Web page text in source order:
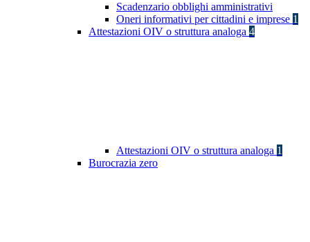
Scadenzario obblighi amministrativi
Oneri informativi per cittadini e imprese 1
Attestazioni OIV o struttura analoga 4
Attestazioni OIV o struttura analoga 1
Burocrazia zero